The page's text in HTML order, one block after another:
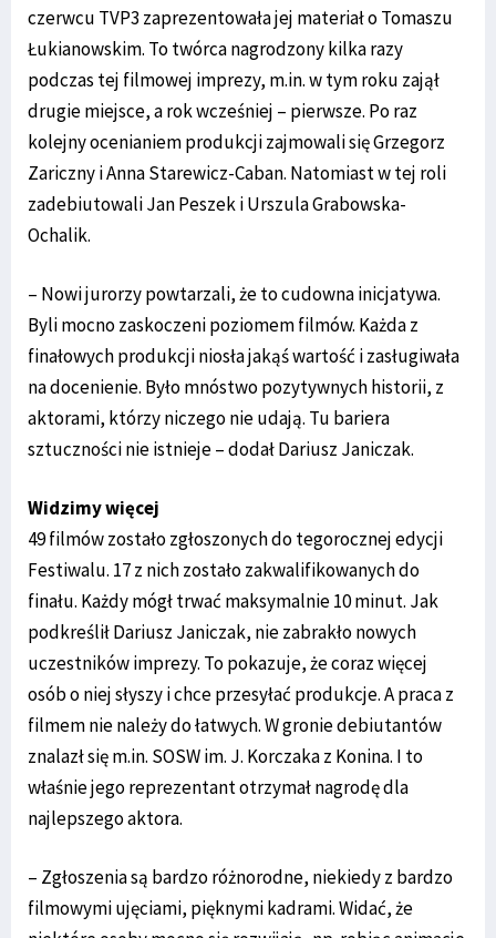
czerwcu TVP3 zaprezentowała jej materiał o Tomaszu
Łukianowskim. To twórca nagrodzony kilka razy
podczas tej filmowej imprezy, m.in. w tym roku zajął
drugie miejsce, a rok wcześniej – pierwsze. Po raz
kolejny ocenianiem produkcji zajmowali się Grzegorz
Zariczny i Anna Starewicz-Caban. Natomiast w tej roli
zadebiutowali Jan Peszek i Urszula Grabowska-
Ochalik.
– Nowi jurorzy powtarzali, że to cudowna inicjatywa.
Byli mocno zaskoczeni poziomem filmów. Każda z
finałowych produkcji niosła jakąś wartość i zasługiwała
na docenienie. Było mnóstwo pozytywnych historii, z
aktorami, którzy niczego nie udają. Tu bariera
sztuczności nie istnieje – dodał Dariusz Janiczak.
Widzimy więcej
49 filmów zostało zgłoszonych do tegorocznej edycji
Festiwalu. 17 z nich zostało zakwalifikowanych do
finału. Każdy mógł trwać maksymalnie 10 minut. Jak
podkreślił Dariusz Janiczak, nie zabrakło nowych
uczestników imprezy. To pokazuje, że coraz więcej
osób o niej słyszy i chce przesyłać produkcje. A praca z
filmem nie należy do łatwych. W gronie debiutantów
znalazł się m.in. SOSW im. J. Korczaka z Konina. I to
właśnie jego reprezentant otrzymał nagrodę dla
najlepszego aktora.
– Zgłoszenia są bardzo różnorodne, niekiedy z bardzo
filmowymi ujęciami, pięknymi kadrami. Widać, że